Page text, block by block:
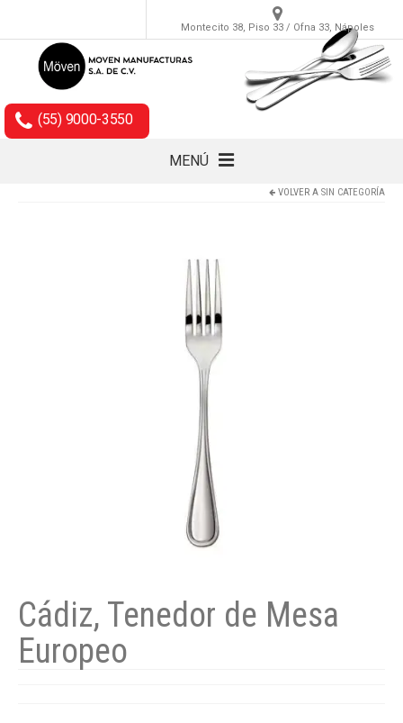
Montecito 38, Piso 33 / Ofna 33, Nápoles
(55) 9000-3550
MENÚ
VOLVER A SIN CATEGORÍA
Cádiz, Tenedor de Mesa
Europeo